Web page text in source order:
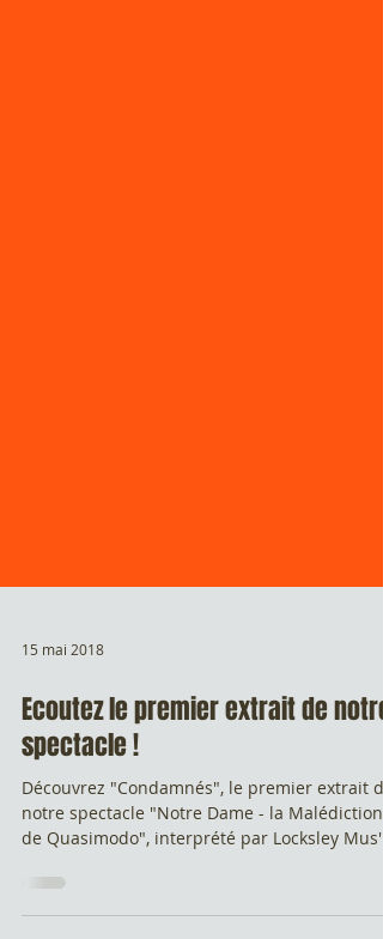
15 mai 2018
Ecoutez le premier extrait de notre
spectacle !
Découvrez "Condamnés", le premier extrait de
!...